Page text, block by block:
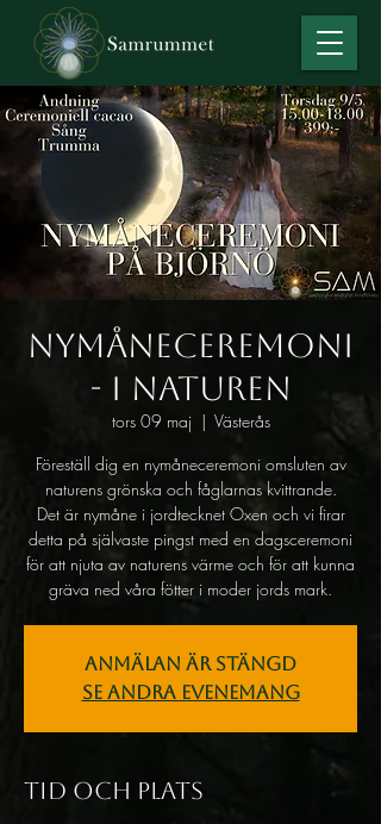
Nymåneceremoni
- i naturen
tors 09 maj
  |
Västerås
Föreställ dig en nymåneceremoni omsluten av
naturens grönska och fåglarnas kvittrande.
Det är nymåne i jordtecknet Oxen och vi firar
detta på självaste pingst med en dagsceremoni
för att njuta av naturens värme och för att kunna
gräva ned våra fötter i moder jords mark.
Anmälan är stängd
Se andra evenemang
Tid och plats